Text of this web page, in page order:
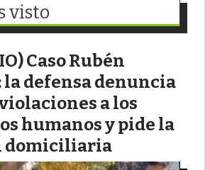
visto
Caso Rubén
la defensa denuncia
a los
humanos y pide la
domiciliaria